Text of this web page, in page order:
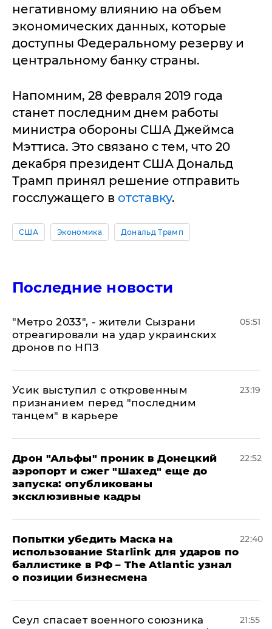
негативному влиянию на объем
экономических данных, которые
доступны Федеральному резерву и
центральному банку страны.
Напомним, 28 февраля 2019 года
станет последним днем работы
министра обороны США Джеймса
Мэттиса. Это связано с тем, что 20
декабря президент США Дональд
Трамп принял решение отправить
госслужащего в отставку.
США Экономика Дональд Трамп
Последние новости
"Метро 2033", - жители Сызрани
отреагировали на удар украинских
дронов по НПЗ
05:51
Усик выступил с откровенным
признанием перед "последним
танцем" в карьере
23:19
Дрон "Альфы" проник в Донецкий
аэропорт и сжег "Шахед" еще до
запуска: опубликованы
эксклюзивные кадры
22:52
Попытки убедить Маска на
использование Starlink для ударов по
баллистике в РФ – The Atlantic узнал
о позиции бизнесмена
22:40
​Сеул спасает военного союзника
21:55